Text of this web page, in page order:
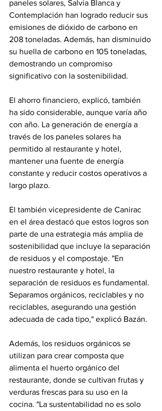
paneles solares, Salvia Blanca y
Contemplación han logrado reducir sus
emisiones de dióxido de carbono en
208 toneladas. Además, han disminuido
su huella de carbono en 105 toneladas,
demostrando un compromiso
significativo con la sostenibilidad.
El ahorro financiero, explicó, también
ha sido considerable, aunque varía año
con año. La generación de energía a
través de los paneles solares ha
permitido al restaurante y hotel,
mantener una fuente de energía
constante y reducir costos operativos a
largo plazo.
El también vicepresidente de Canirac
en el área destacó que estos logros son
parte de una estrategia más amplia de
sostenibilidad que incluye la separación
de residuos y el compostaje. "En
nuestro restaurante y hotel, la
separación de residuos es fundamental.
Separamos orgánicos, reciclables y no
reciclables, asegurando una gestión
adecuada de cada tipo," explicó Bazán.
Además, los residuos orgánicos se
utilizan para crear composta que
alimenta el huerto orgánico del
restaurante, donde se cultivan frutas y
verduras frescas para su uso en la
cocina. "La sustentabilidad no es solo